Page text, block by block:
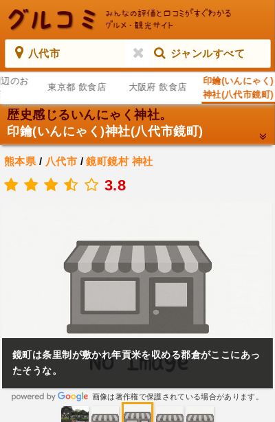
八代市 ジャンルすべて
のお
東京都 飲食店 大阪府 飲食店
印鑰(いんにゃく)
神社(八代市鏡町)
歴史感じるいんにゃく神社。
印鑰(いんにゃく)神社(八代市鏡町)
熊本県 / 八代市 /鏡町鏡村 神社
3.8
鏡町は条里制が敷かれ年貢米を収める郡倉がここにあっ
たそうな。
画像は著作権で保護されている場合があります。